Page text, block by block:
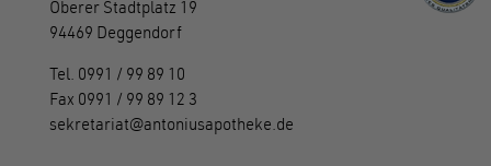
Oberer Stadtplatz 19
94469 Deggendorf
Tel. 0991 / 99 89 10
Fax 0991 / 99 89 12 3
sekretariat
antoniusapotheke.de